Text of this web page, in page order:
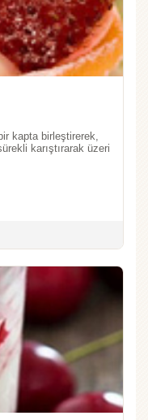
kapta birleştirerek,
karıştırarak üzeri